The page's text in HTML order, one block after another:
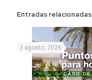
Entradas relacionadas
3 agosto, 2026